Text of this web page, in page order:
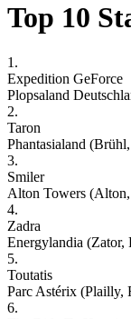
Top 10
1.
Expedition GeForce
Plopsaland
2.
Taron
Phantasialand
3.
Smiler
Alton Towers
4.
Zadra
Energylandia (Zator,
5.
Toutatis
Parc Astérix (Plailly,
6.